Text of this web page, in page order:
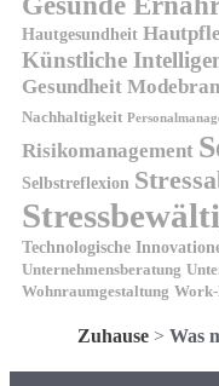
Hautgesundheit
Künstliche
Gesundheit
Nachhaltigkeit
Risikomanagement
Selbstreflexion
Technologische
Unternehmensberatung
Wohnraumgestaltung
Zuhause > Was